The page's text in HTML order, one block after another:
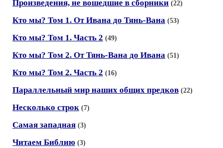
Произведения, не вошедшие в сборники (22)
Кто мы? Том 1. От Ивана до Тянь-Вана (53)
Кто мы? Том 1. Часть 2 (49)
Кто мы? Том 2. От Тянь-Вана до Ивана (51)
Кто мы? Том 2. Часть 2 (16)
Параллельный мир наших общих предков (22)
Несколько строк (7)
Самая западная (3)
Читаем Библию (3)